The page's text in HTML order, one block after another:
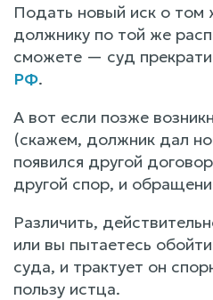
Подать новый иск о том
должнику по той же
сможете — суд
РФ.
А вот если позже
(скажем, должник дал
появился другой
другой спор, и
Различить,
или вы пытаетесь
суда, и трактует он
пользу истца.